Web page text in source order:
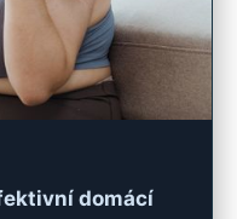
domácí